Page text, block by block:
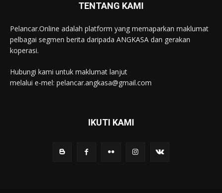
TENTANG KAMI
Pelancar.Online adalah platform yang memaparkan maklumat
pelbagai segmen berita daripada ANGKASA dan gerakan
koperasi.
Hubungi kami untuk maklumat lanjut
melalui e-mel: pelancar.angkasa@gmail.com
IKUTI KAMI